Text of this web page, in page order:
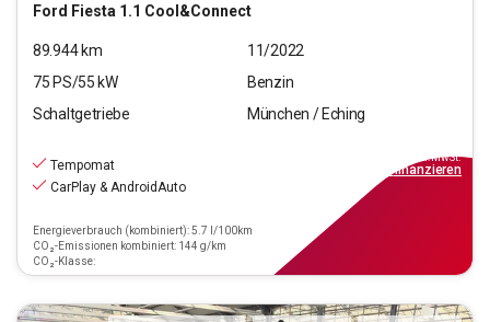
Ford Fiesta 1.1 Cool&Connect
89.944km
11/2022
75 PS/55 kW
Benzin
Schaltgetriebe
München / Eching
Tempomat
CarPlay & AndroidAuto
Energieverbrauch (kombiniert): 5.7 l/100km
CO₂-Emissionen kombiniert: 144 g/km
CO₂-Klasse:
inkl.MwSt.
finanzieren